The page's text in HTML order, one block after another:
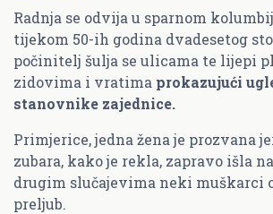
Radnja se odvija u sparnom
tijekom 50-ih godina dvadesetog
počinitelj šulja se ulicama te lijepi
zidovima i vratima prokazujući
stanovnike zajednice.
Primjerice, jedna žena je prozvana
zubara, kako je rekla, zapravo išla
drugim slučajevima neki muškarci
preljub.